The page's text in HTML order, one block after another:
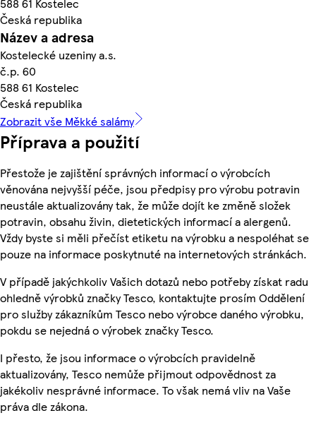
Česká republika
Název a adresa
Kostelecké uzeniny a.s.
č.p. 60
588 61 Kostelec
Česká republika
Zobrazit vše Měkké salámy
Příprava a použití
Přestože je zajištění správných informací o výrobcích
věnována nejvyšší péče, jsou předpisy pro výrobu potravin
neustále aktualizovány tak, že může dojít ke změně složek
potravin, obsahu živin, dietetických informací a alergenů.
Vždy byste si měli přečíst etiketu na výrobku a nespoléhat se
pouze na informace poskytnuté na internetových stránkách.
V případě jakýchkoliv Vašich dotazů nebo potřeby získat radu
ohledně výrobků značky Tesco, kontaktujte prosím Oddělení
pro služby zákazníkům Tesco nebo výrobce daného výrobku,
pokdu se nejedná o výrobek značky Tesco.
I přesto, že jsou informace o výrobcích pravidelně
aktualizovány, Tesco nemůže přijmout odpovědnost za
jakékoliv nesprávné informace. To však nemá vliv na Vaše
práva dle zákona.